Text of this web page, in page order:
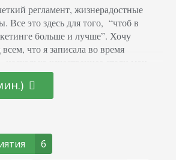
регламент, жизнерадостные
Все это здесь для того, “чтоб в
больше и лучше”. Хочу
что я записала во время
очень впечатлило отсутствие
подобных мероприятий:
с шампанским и клубникой,
6